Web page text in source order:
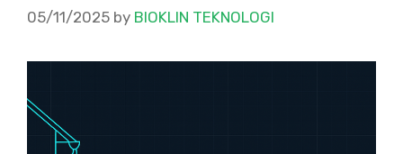
05/11/2025 by BIOKLIN TEKNOLOGI